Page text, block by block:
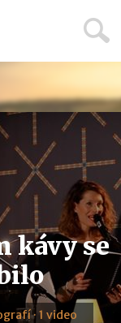
kávy se
· 1 video